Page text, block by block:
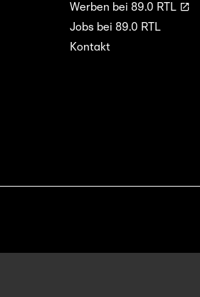
Werben bei 89.0 RTL
Jobs bei 89.0 RTL
Kontakt